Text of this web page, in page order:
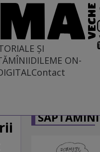
ȘI
DILEME ON-
Contact